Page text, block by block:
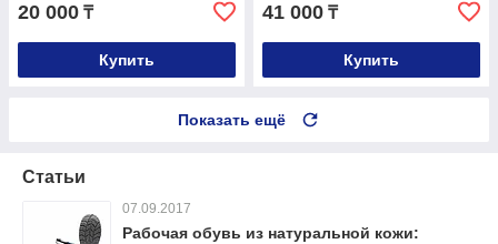
20 000 ₸
Купить
41 000 ₸
Купить
Показать ещё
Статьи
07.09.2017
Рабочая обувь из натуральной кожи: